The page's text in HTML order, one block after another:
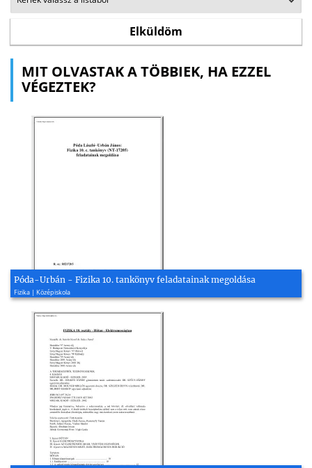
MIT OLVASTAK A TÖBBIEK, HA EZZEL
VÉGEZTEK?
Póda-Urbán - Fizika 10. tankönyv feladatainak megoldása
Fizika | Középiskola